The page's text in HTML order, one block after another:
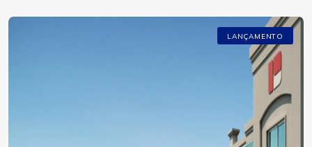
LANÇAMENTO